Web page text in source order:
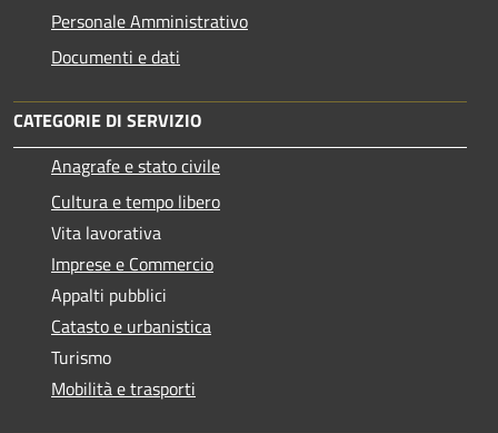
Personale Amministrativo
Documenti e dati
CATEGORIE DI SERVIZIO
Anagrafe e stato civile
Cultura e tempo libero
Vita lavorativa
Imprese e Commercio
Appalti pubblici
Catasto e urbanistica
Turismo
Mobilità e trasporti